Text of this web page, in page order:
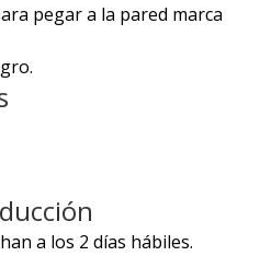
pegar a la pared marca
a los 2 días hábiles.